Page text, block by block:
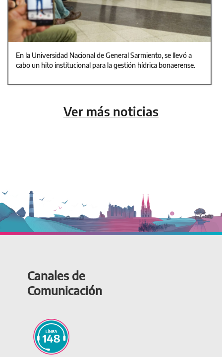
En la Universidad Nacional de General Sarmiento, se llevó a
cabo un hito institucional para la gestión hídrica bonaerense.
Ver más noticias
Canales de
Comunicación